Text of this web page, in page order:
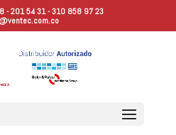
- 201 54 31 - 310 858 97 23